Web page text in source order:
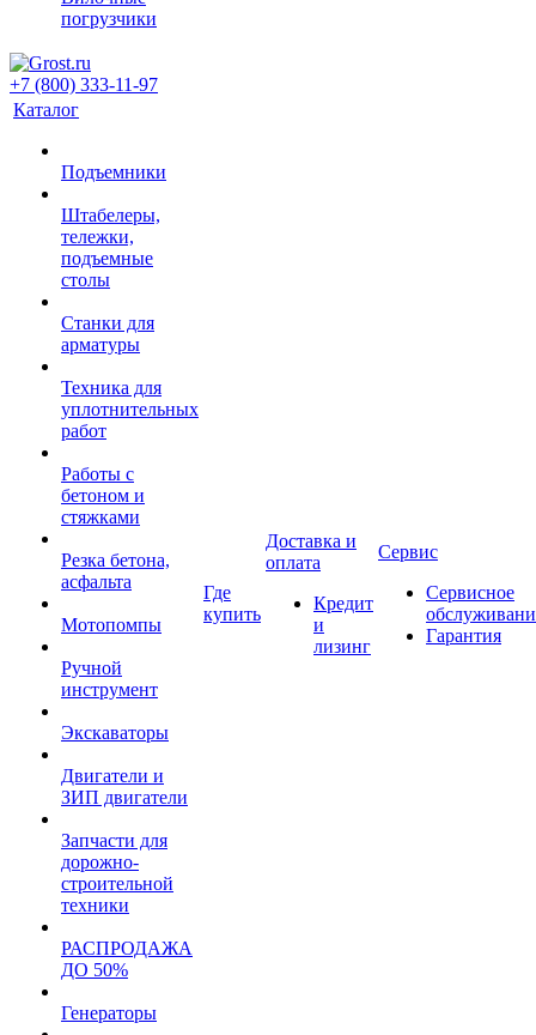
погрузчики
+7 (800) 333-11-97
Каталог
Подъемники
Штабелеры,
тележки,
подъемные
столы
Станки для
арматуры
Техника для
уплотнительных
работ
Работы с
бетоном и
стяжками
Резка бетона,
асфальта
Мотопомпы
Ручной
инструмент
Экскаваторы
Двигатели и
ЗИП двигатели
Запчасти для
дорожно-
строительной
техники
РАСПРОДАЖА
ДО 50%
Генераторы
Где
купить
Доставка и
оплата
Кредит
и
лизинг
Сервис
Сервисное
Гарантия